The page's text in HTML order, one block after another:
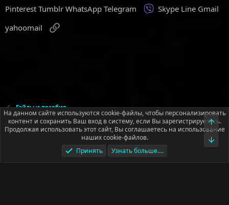
Pinterest Tumblr WhatsApp Telegram Viber
Skype Line Gmail
yahoomail
Гайды и пособия
Русский (RU)
Условия и правила
Политика конфиденциальности
Помощь
На данном сайте используются cookie-файлы, чтобы персонализировать
контент и сохранить Ваш вход в систему, если Вы зарегистрируетесь.
Продолжая использовать этот сайт, Вы соглашаетесь на использование
наших cookie-файлов.
Принять
Узнать больше....
Верх
Низ